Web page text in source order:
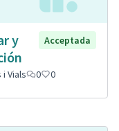
y
Acceptada
Vials 0 0